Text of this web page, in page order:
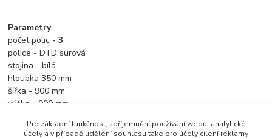
Parametry
počet polic - 3
police - DTD surová
stojina - bílá
hloubka 350 mm
šířka - 900 mm
výška - 900 mm
Pro základní funkčnost, zpříjemnění používání webu, analytické
účely a v případě udělení souhlasu také pro účely cílení reklamy